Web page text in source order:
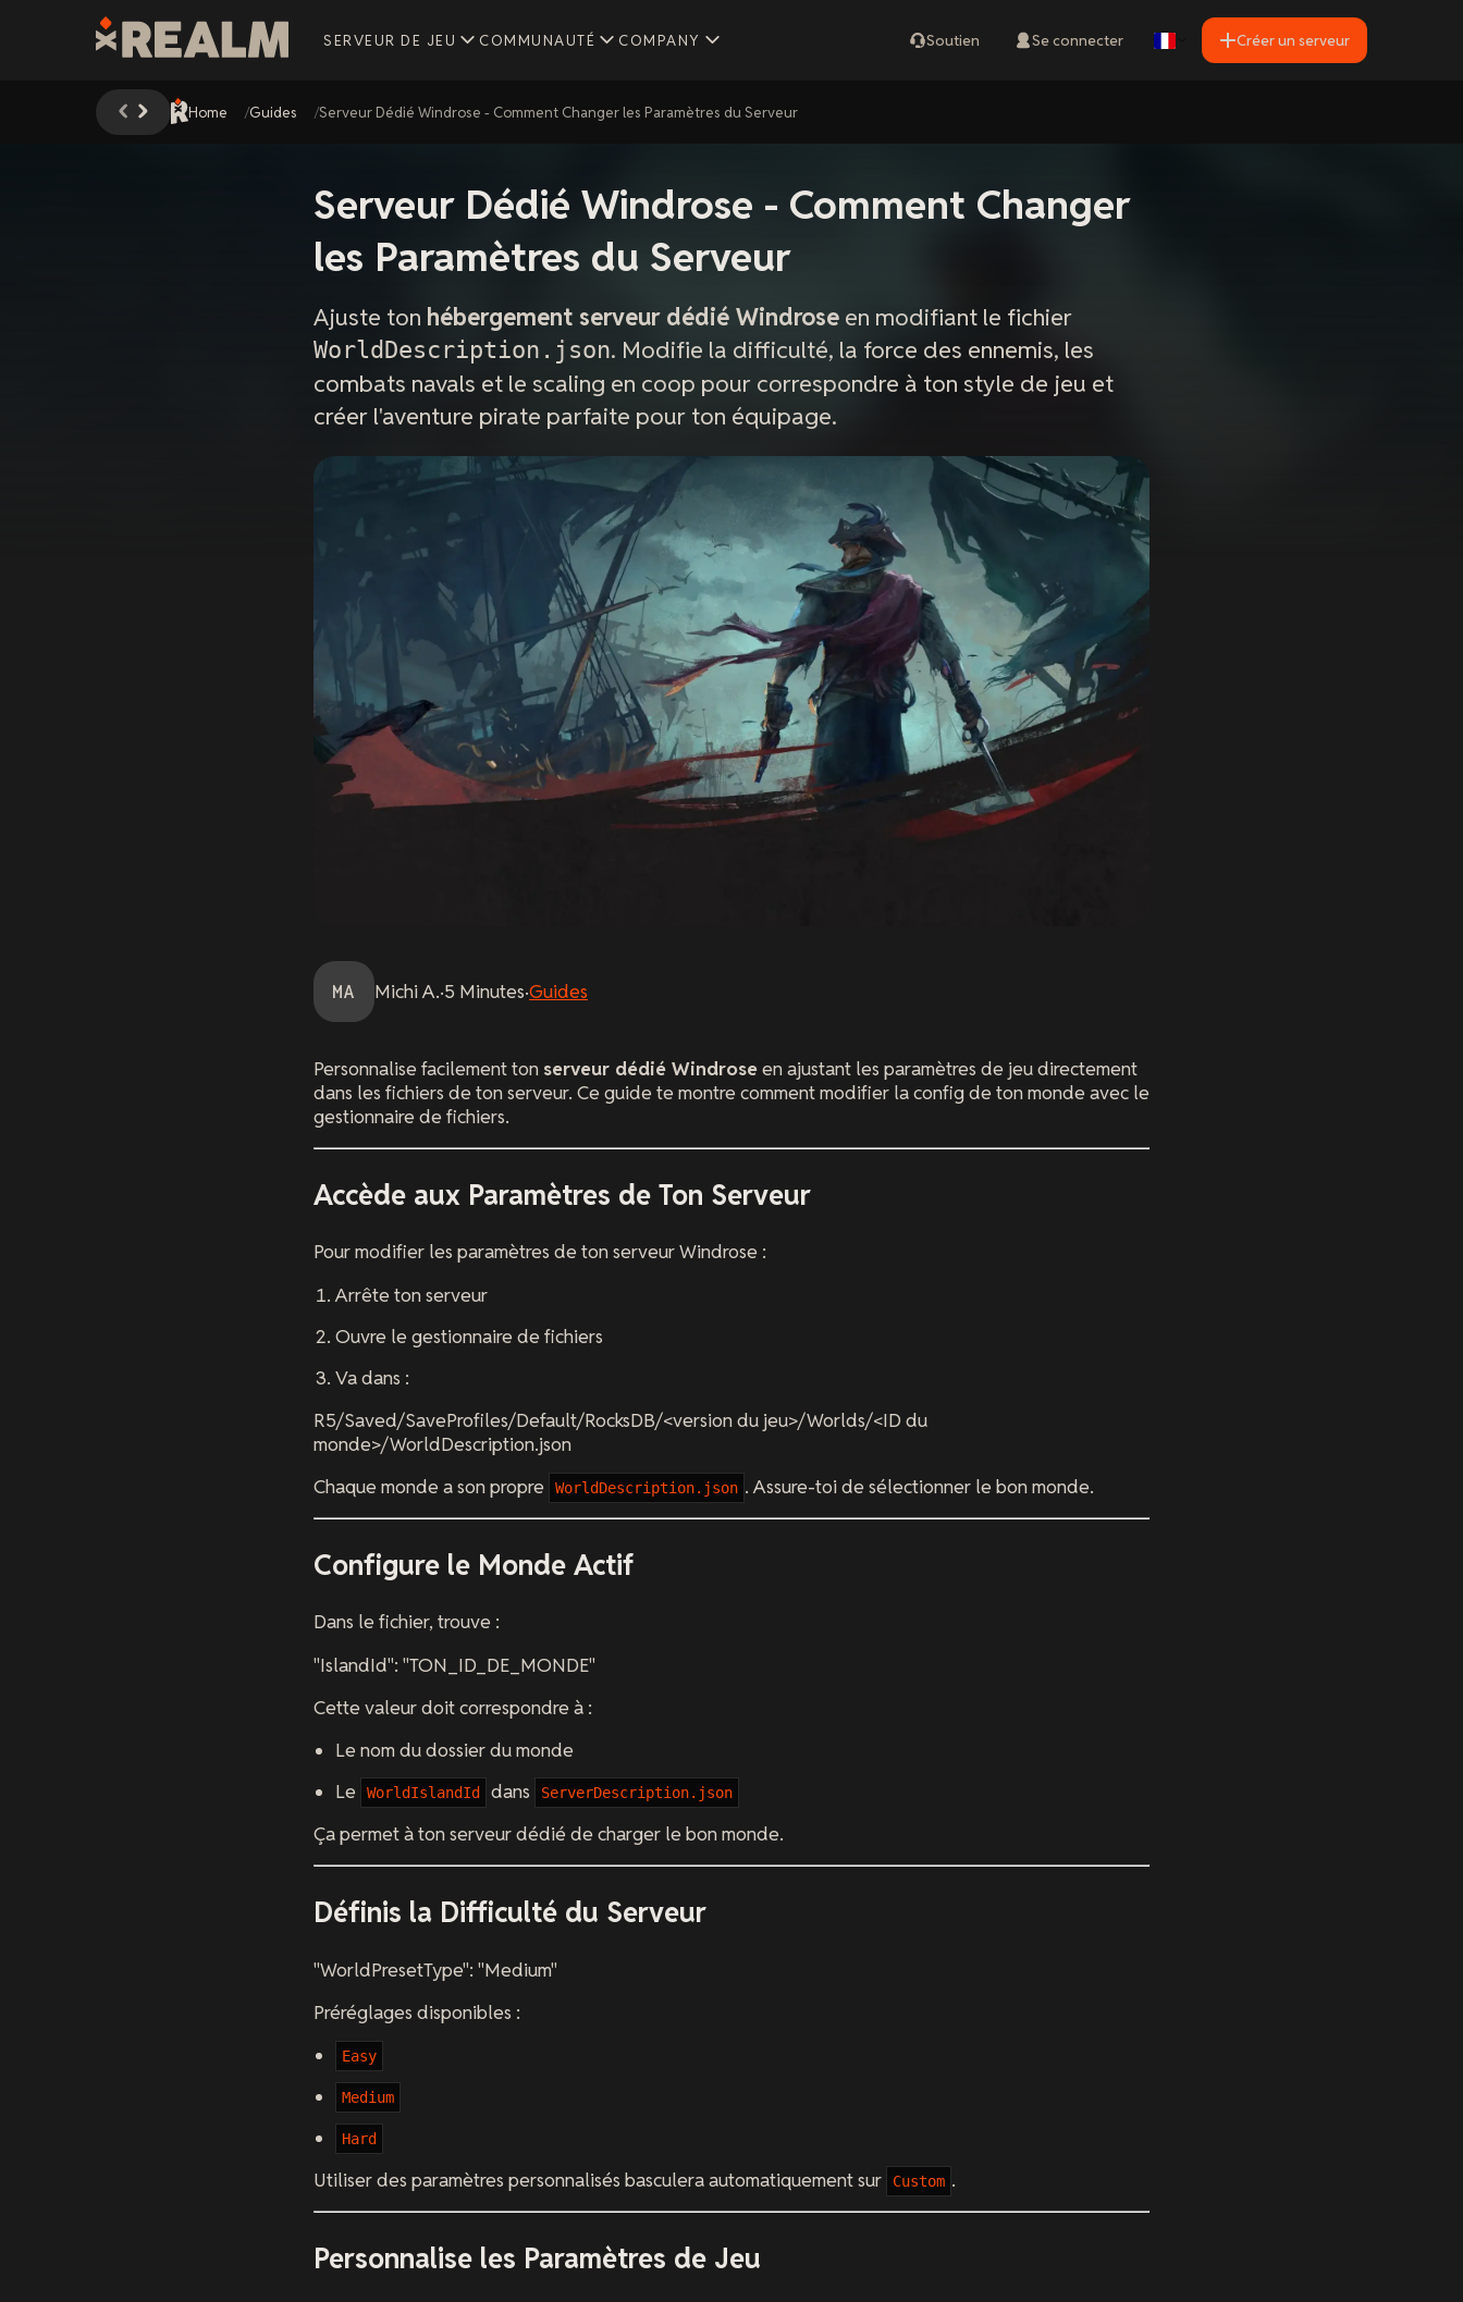
SERVEUR DE JEU COMMUNAUTÉ COMPANY Soutien Se connecter Créer un serveur
Home Guides Serveur Dédié Windrose - Comment Changer les Paramètres du Serveur
Serveur Dédié Windrose - Comment Changer
les Paramètres du Serveur
Ajuste ton hébergement serveur dédié Windrose en modifiant le fichier
WorldDescription.json. Modifie la difficulté, la force des ennemis, les
combats navals et le scaling en coop pour correspondre à ton style de jeu et
créer l'aventure pirate parfaite pour ton équipage.
MA MichiA.·5 Minutes·Guides
Personnalise facilement ton serveur dédié Windroseen ajustant les paramètres de jeu directement
dans les fichiers de ton serveur. Ce guide te montre comment modifier la config de ton monde avec le
gestionnaire de fichiers.
Accède aux Paramètres de Ton Serveur
Pour modifier les paramètres de ton serveur Windrose :
Arrête ton serveur
Ouvre le gestionnaire de fichiers
Va dans :
R5/Saved/SaveProfiles/Default/RocksDB/<version du jeu>/Worlds/<ID du
monde>/WorldDescription.json
Chaque monde a son propre
WorldDescription.json . Assure-toi de sélectionner le bon monde.
Configure le Monde Actif
Dans le fichier, trouve :
"IslandId": "TON_ID_DE_MONDE"
Cette valeur doit correspondre à :
Le nom du dossier du monde
Le
WorldIslandId dans ServerDescription.json
Ça permet à ton serveur dédié de charger le bon monde.
Définis la Difficulté du Serveur
"WorldPresetType": "Medium"
Préréglages disponibles :
Easy
Medium
Hard
Utiliser des paramètres personnalisés basculera automatiquement sur Custom .
Personnalise les Paramètres de Jeu